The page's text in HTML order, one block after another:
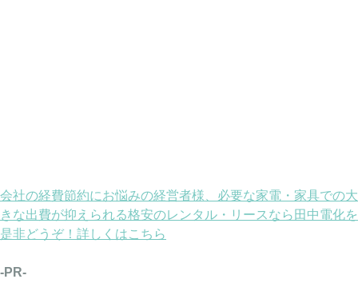
会社の経費節約にお悩みの経営者様、必要な家電・家具での大
きな出費が抑えられる格安のレンタル・リースなら田中電化を
是非どうぞ！詳しくはこちら
-PR-